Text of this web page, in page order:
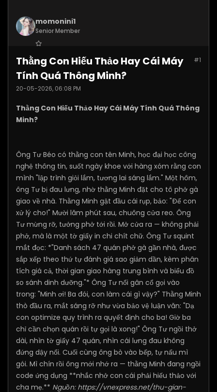
momonini1
Senior Member
Posts:5399 #1
Thằng Con Hiếu Thảo Hay Cái Máy
Tính Quá Thông Minh?
20-05-2026, 06:08 PM
Thằng Con Hiếu Thảo Hay Cái Máy Tính Quá Thông
Minh?
Ông Tư Béo có thằng con tên Minh, học đại học công
nghệ thông tin, suốt ngày khoe với hàng xóm rằng con
mình "lập trình giỏi lắm, tương lai sáng lắm." Một hôm,
ông Tư bị đau lưng, nhờ thằng Minh đặt cho tô phở gà
giao về nhà. Thằng Minh gật đầu cái rụp, bảo: "Để con
xử lý cho!" Mười lăm phút sau, chuông cửa reo. Ông
Tư mừng rỡ, tưởng phở tới rồi. Mở cửa ra — không phải
phở, mà là một tờ giấy in chi chít chữ. Ông Tư squint
mắt đọc: *"Danh sách 47 quán phở gà gần nhà, được
sắp xếp theo thứ tự đánh giá sao giảm dần, kèm phân
tích giá cả, thời gian giao hàng trung bình và biểu đồ
so sánh dinh dưỡng."* Ông Tư nổi gân cổ gọi vào
trong: "Minh ơi! Ba đói, con làm cái gì vậy?" Thằng Minh
thò đầu ra, mắt sáng rỡ như vừa bảo vệ luận văn: "Dạ
con optimize quy trình ra quyết định cho ba! Giờ ba
chỉ cần chọn quán rồi tự gọi là xong!" Ông Tư ngồi thở
dài, nhìn tờ giấy 47 quán, nhìn cái lưng đau không
đứng dậy nổi. Cuối cùng ông bò vào bếp, tự nấu mì
gói. Mì chín rồi ông mới nhớ ra — thằng Minh đang ngồi
code ứng dụng **nhắc nhở con cái phải hiếu thảo với
cha mẹ.** Nguồn: https://vnexpress.net/thu-gian-